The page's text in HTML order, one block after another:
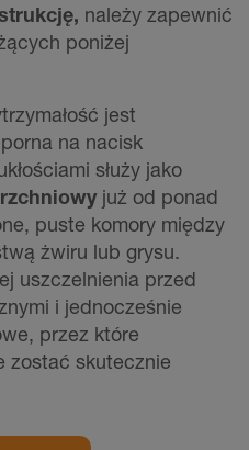
należy zapewnić
poniżej
jest
na nacisk
służy jako
już od ponad
puste komory między
żwiru lub grysu.
uszczelnienia przed
i jednocześnie
przez które
zostać skutecznie